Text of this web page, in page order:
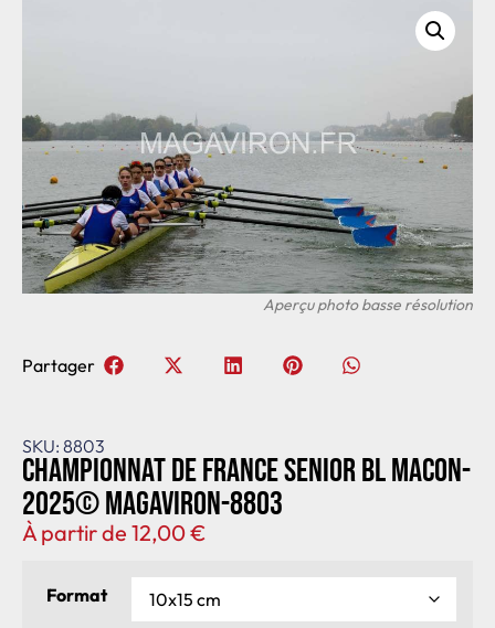
SKU: 8803
Championnat de France senior BL Macon-
2025© MagAviron-8803
À partir de 12,00€
Format
Partager